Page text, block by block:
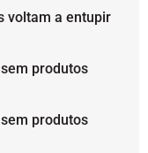
voltam a entupir
produtos
produtos